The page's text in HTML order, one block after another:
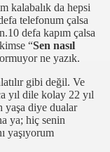
kalabalık da hepsi
telefonum çalsa
defa kapım çalsa
“Sen nasıl
ne yazık.
gibi değil. Ve
yıl dile kolay 22 yıl
yaşa diye dualar
ya; hiç senin
yaşıyorum